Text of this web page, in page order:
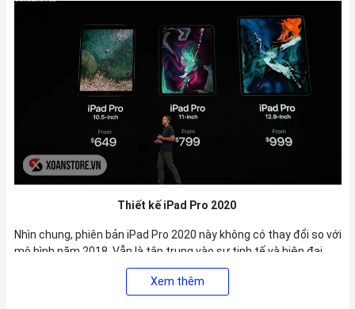
Thiết kế iPad Pro 2020
Nhìn chung, phiên bản iPad Pro 2020 này không có thay đổi so với
mô hình năm 2018. Vẫn là tập trung vào sự tinh tế và hiện đại
Sản phẩm có hai kích thước là 11 inch và 12.9 inch. Trong đó, sản
Xem thêm